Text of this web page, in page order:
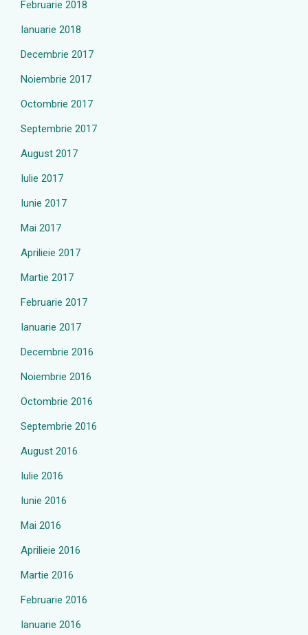
Februarie 2018
Ianuarie 2018
Decembrie 2017
Noiembrie 2017
Octombrie 2017
Septembrie 2017
August 2017
Iulie 2017
Iunie 2017
Mai 2017
Aprilieie 2017
Martie 2017
Februarie 2017
Ianuarie 2017
Decembrie 2016
Noiembrie 2016
Octombrie 2016
Septembrie 2016
August 2016
Iulie 2016
Iunie 2016
Mai 2016
Aprilieie 2016
Martie 2016
Februarie 2016
Ianuarie 2016